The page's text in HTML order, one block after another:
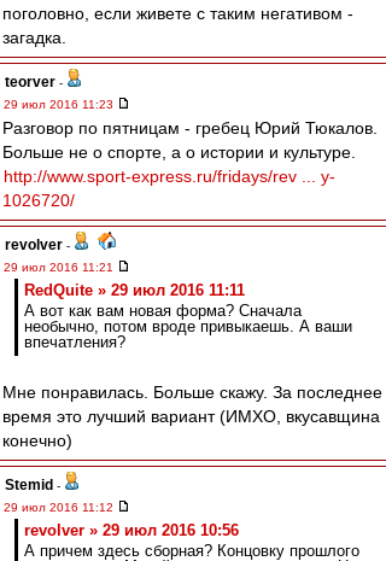
поголовно, если живете с таким негативом -
загадка.
teorver -
29 июл 2016 11:23
Разговор по пятницам - гребец Юрий Тюкалов.
Больше не о спорте, а о истории и культуре.
http://www.sport-express.ru/fridays/rev ... y-
1026720/
revolver -
29 июл 2016 11:21
RedQuite » 29 июл 2016 11:11
А вот как вам новая форма? Сначала
необычно, потом вроде привыкаешь. А ваши
впечатления?
Мне понравилась. Больше скажу. За последнее
время это лучший вариант (ИМХО, вкусавщина
конечно)
Stemid -
29 июл 2016 11:12
revolver » 29 июл 2016 10:56
А причем здесь сборная? Концовку прошлого